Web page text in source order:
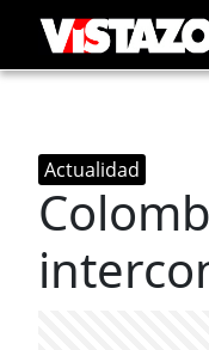
Actualidad